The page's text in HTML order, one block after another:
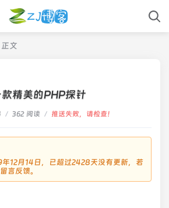
正文
款精美的PHP探针
/ 362 阅读 / 推送失败，请检查！
12月14日，已超过2428天没有更新，若
言反馈。